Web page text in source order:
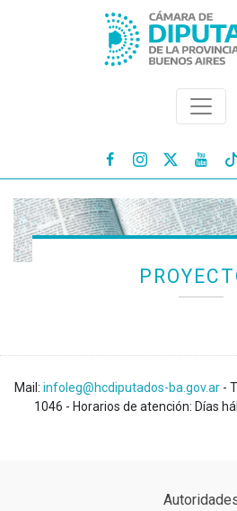
 
Mail: infoleg@hcdiputados-ba.gov.ar -
1046 - Horarios de atención: Días